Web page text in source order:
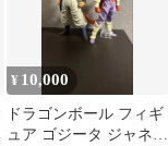
¥ 10,000
ドラゴンボール フィギ
ュア ゴジータ ジャネン